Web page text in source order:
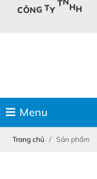
CÔNG TY T HH
Menu
Trang chủ Sản phẩm